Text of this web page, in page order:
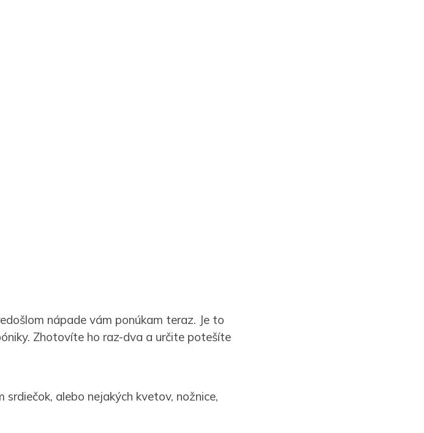
nápade vám ponúkam teraz. Je to
Zhotovíte ho raz-dva a určite potešíte
alebo nejakých kvetov, nožnice,